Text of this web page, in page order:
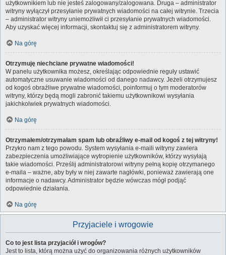
użytkownikiem lub nie jesteś zalogowany/zalogowana. Druga – administrator
witryny wyłączył przesyłanie prywatnych wiadomości na całej witrynie. Trzecia
– administrator witryny uniemożliwił ci przesyłanie prywatnych wiadomości.
Aby uzyskać więcej informacji, skontaktuj się z administratorem witryny.
Na górę
Otrzymuję niechciane prywatne wiadomości!
W panelu użytkownika możesz, określając odpowiednie reguły ustawić
automatyczne usuwanie wiadomości od danego nadawcy. Jeżeli otrzymujesz
od kogoś obraźliwe prywatne wiadomości, poinformuj o tym moderatorów
witryny, którzy będą mogli zabronić takiemu użytkownikowi wysyłania
jakichkolwiek prywatnych wiadomości.
Na górę
Otrzymałem/otrzymałam spam lub obraźliwy e-mail od kogoś z tej witryny!
Przykro nam z tego powodu. System wysyłania e-maili witryny zawiera
zabezpieczenia umożliwiające wytropienie użytkowników, którzy wysyłają
takie wiadomości. Prześlij administratorowi witryny pełną kopię otrzymanego
e-maila – ważne, aby były w niej zawarte nagłówki, ponieważ zawierają one
informacje o nadawcy. Administrator będzie wówczas mógł podjąć
odpowiednie działania.
Na górę
Przyjaciele i wrogowie
Co to jest lista przyjaciół i wrogów?
Jest to lista, którą można użyć do organizowania różnych użytkowników